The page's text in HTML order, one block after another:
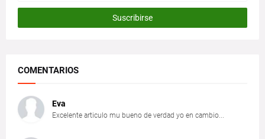
COMENTARIOS
Eva
Excelente articulo mu bueno de verdad yo en cambio...